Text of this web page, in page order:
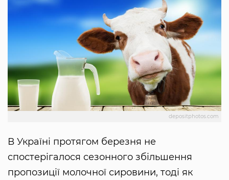
depositphotos.com
В Україні протягом березня не
спостерігалося сезонного збільшення
пропозиції молочної сировини, тоді як